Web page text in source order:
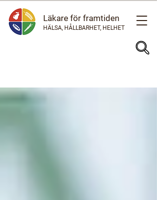
Läkare för framtiden
HÄLSA, HÅLLBARHET, HELHET